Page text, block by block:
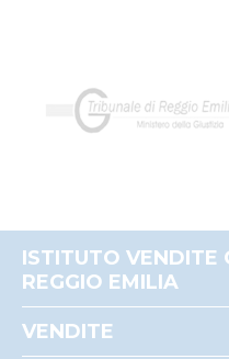
ISTITUTO VENDITE
REGGIO EMILIA
Come partecipare alle
VENDITE